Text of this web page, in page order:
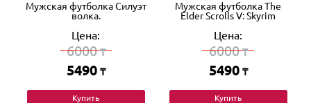
Мужская футболка Силуэт
волка.
Цена:
6000₸
5490 ₸
Купить
Мужская футболка The
Elder Scrolls V: Skyrim
Цена:
6000₸
5490 ₸
Купить